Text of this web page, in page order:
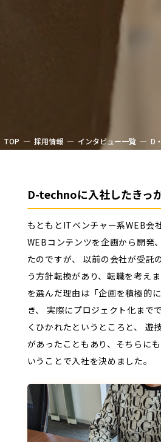
TOP 採用情報 インタビュー一覧 D
D-technoに入社したきっ
もともとITベンチャー系WEB会
WEBコンテンツを企画から開発
たのですが、 以前の会社が受託
う方針転換があり、転職を考えま
を選んだ理由は「企画を積極的
き、 実際にプロジェクト化まで
くひかれたというところと、 遊
があったこともあり、そちらに
いうことで入社を決めました。